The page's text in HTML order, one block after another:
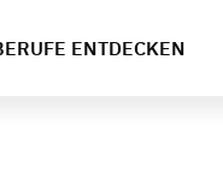
ENTDECKEN